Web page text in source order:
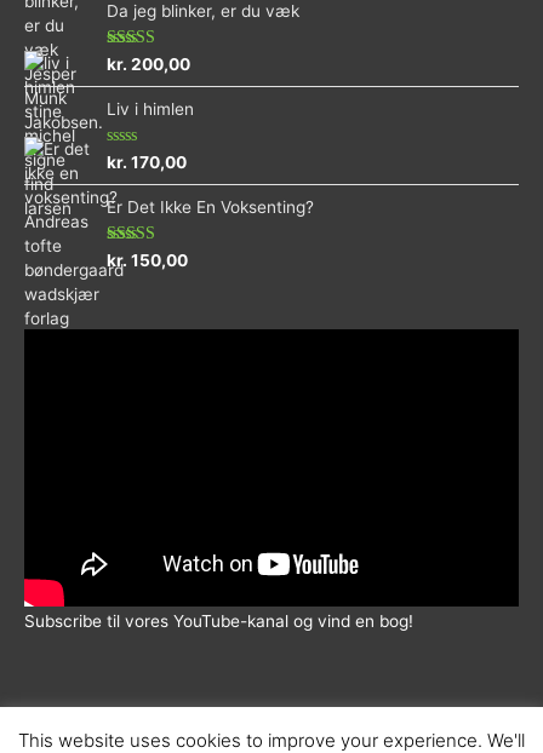
Da jeg blinker, er du væk
Vurderet
ud af 5
kr. 200,00
Liv i himlen
Vurderet
ud
af
5
kr. 170,00
Er Det Ikke En Voksenting?
Vurderet
5.00
ud af 5
kr. 150,00
Subscribe til vores YouTube-kanal og vind en bog!
This website uses cookies to improve your experience. We'll